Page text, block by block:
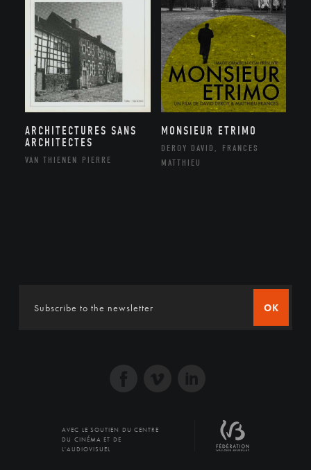
ARCHITECTURES SANS
ARCHITECTES
VAN THIENEN PIERRE
MONSIEUR ETRIMO
DEROY DAVID, FRANCES
MATTHIEU
OK
AVEC LE SOUTIEN DU CENTRE
DU CINÉMA ET DE
L'AUDIOVISUEL